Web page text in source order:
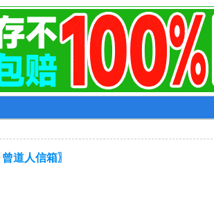
道人信箱〗